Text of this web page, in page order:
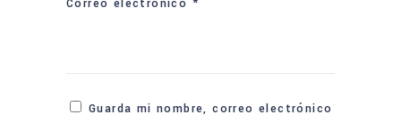
Correo electrónico *
Guarda mi nombre, correo electrónico